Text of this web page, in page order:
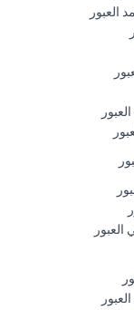
العبور